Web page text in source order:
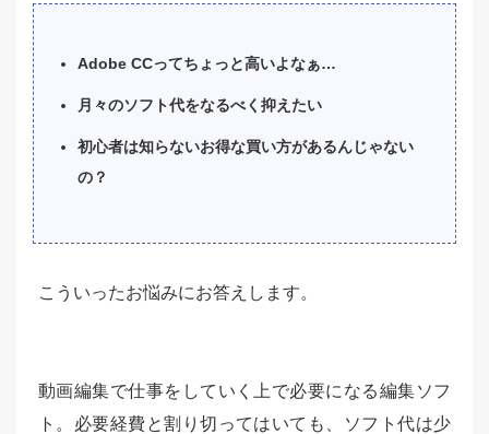
Adobe CCってちょっと高いよなぁ…
月々のソフト代をなるべく抑えたい
初心者は知らないお得な買い方があるんじゃない
の？
こういったお悩みにお答えします。
動画編集で仕事をしていく上で必要になる編集ソフ
ト。必要経費と割り切ってはいても、ソフト代は少